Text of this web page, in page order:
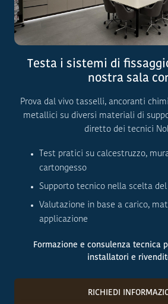
Testa i sistemi di
nostra sala
Prova dal vivo tasselli, ancoranti
metallici su diversi materiali di
diretto dei tecnici
Test pratici su calcestruzzo,
cartongesso
Supporto tecnico nella scelta
Valutazione in base a carico,
applicazione
Formazione e consulenza tecnica
installatori e
RICHIEDI